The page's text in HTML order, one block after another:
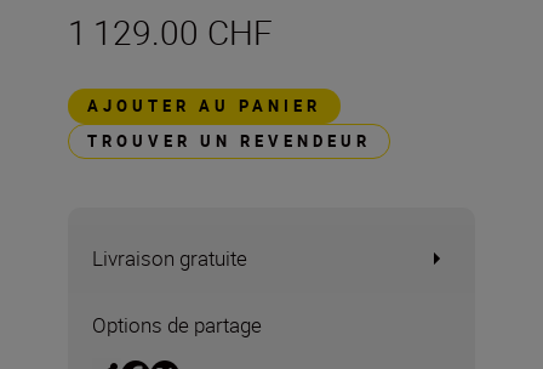
1 129.00 CHF
AJOUTER AU PANIER
TROUVER UN REVENDEUR
Livraison gratuite
Options de partage